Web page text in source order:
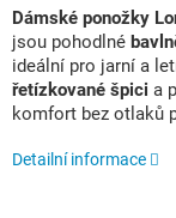
Dámské ponožky
jsou pohodlné
ideální pro jarní a
řetízkované špici a
komfort bez otlaků
Detailní informace